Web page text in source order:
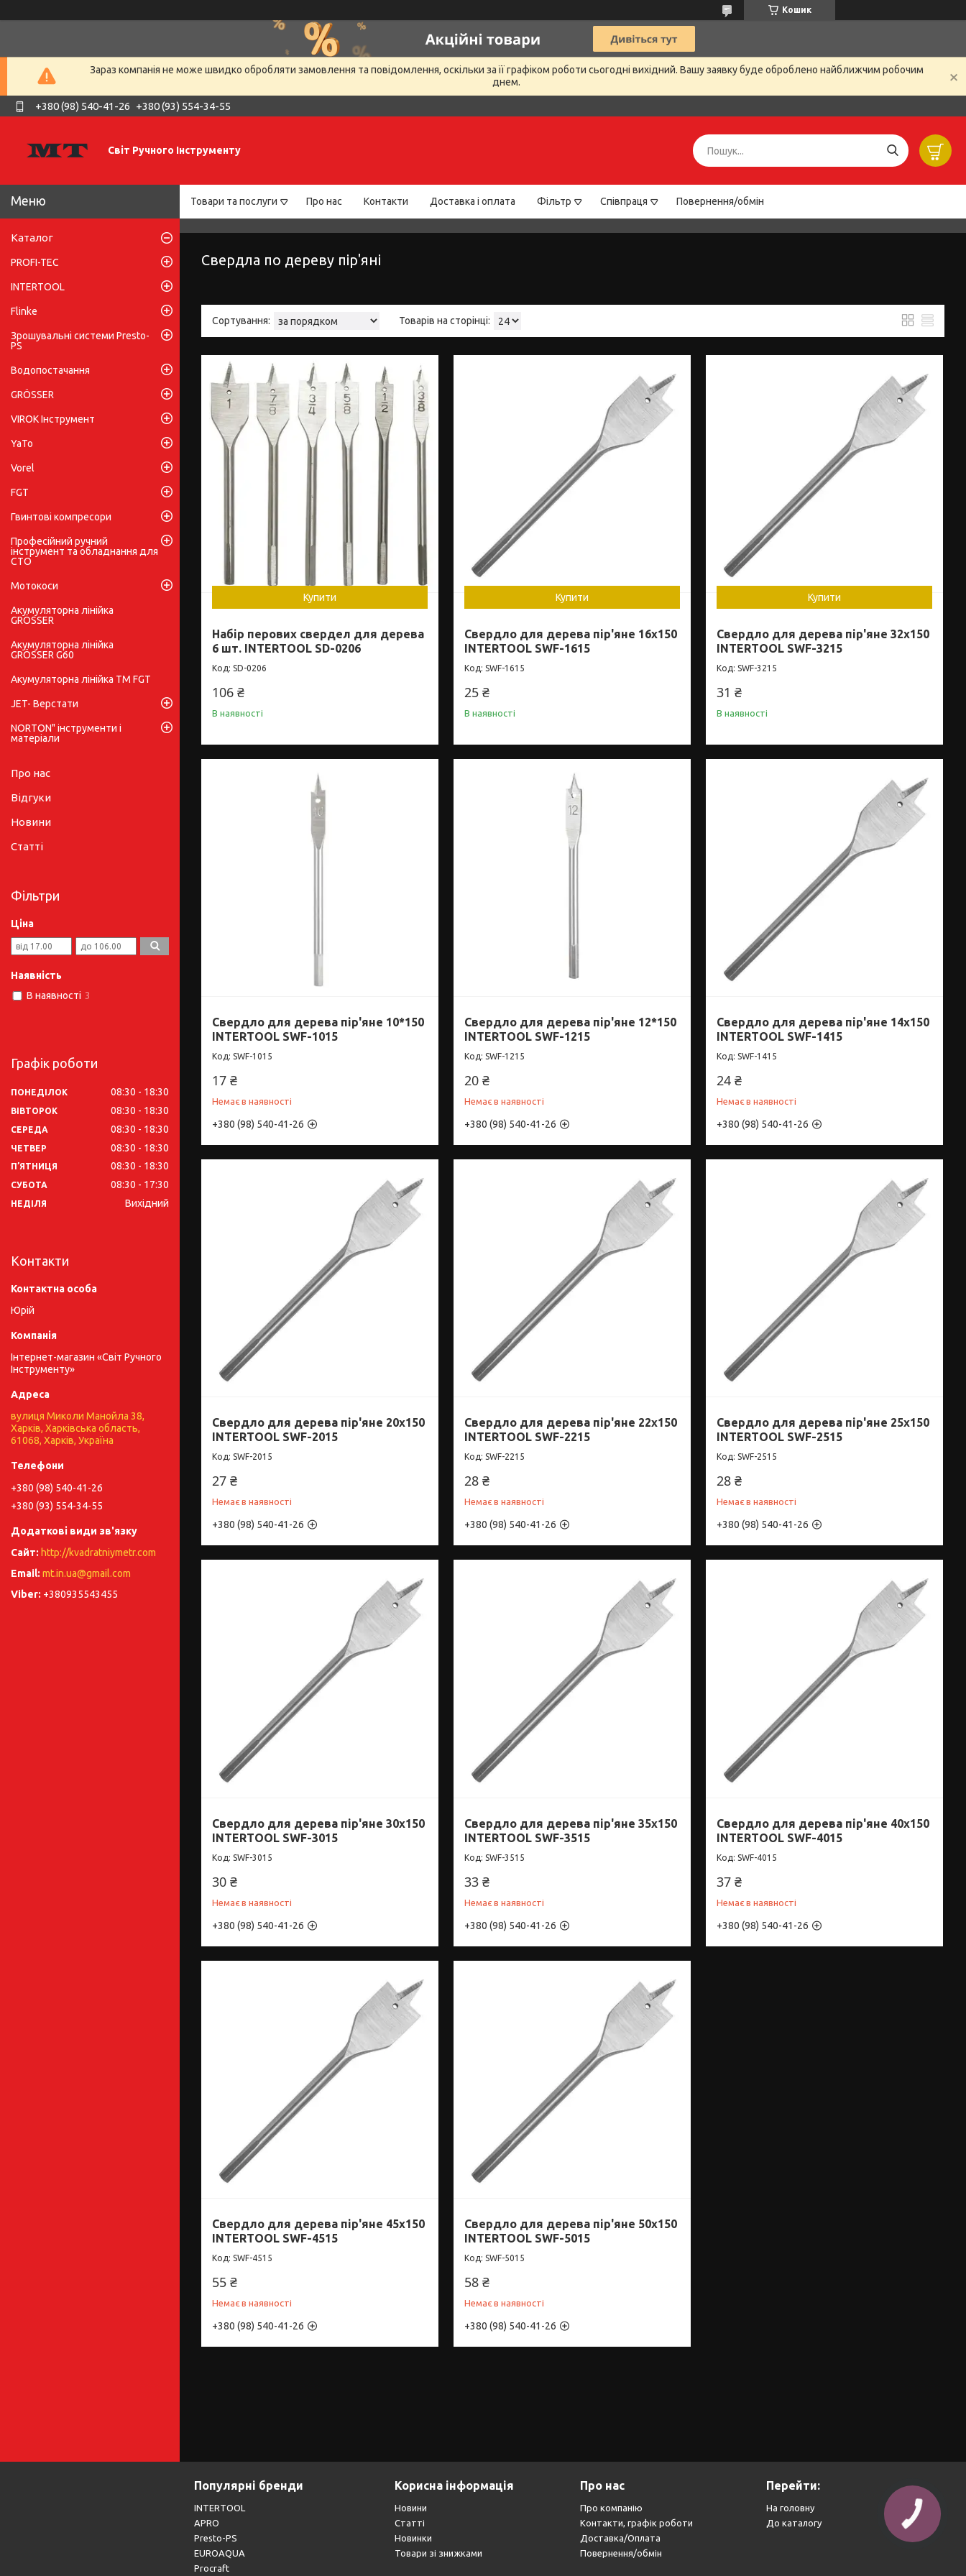
Кошик
Зараз компанія не може швидко обробляти замовлення та повідомлення, оскільки за її графіком роботи сьогодні вихідний. Вашу заявку буде оброблено найближчим робочим
днем.
+380 (98) 540-41-26 +380 (93) 554-34-55
Світ Ручного Інструменту
Товари та послуги Про нас Контакти Доставка і оплата Фільтр Співпраця Повернення/обмін
Свердла по дереву пір'яні
Купити
Набір перових свердел для дерева
6 шт. INTERTOOL SD-0206
SD-0206
106 ₴
В наявності
Купити
Свердло для дерева пір'яне 16x150
INTERTOOL SWF-1615
SWF-1615
25 ₴
В наявності
Купити
Свердло для дерева пір'яне 32x150
INTERTOOL SWF-3215
SWF-3215
31 ₴
В наявності
Свердло для дерева пір'яне 10*150
INTERTOOL SWF-1015
SWF-1015
17 ₴
Немає в наявності
+380 (98) 540-41-26
Свердло для дерева пір'яне 12*150
INTERTOOL SWF-1215
SWF-1215
20 ₴
Немає в наявності
+380 (98) 540-41-26
Свердло для дерева пір'яне 14x150
INTERTOOL SWF-1415
SWF-1415
24 ₴
Немає в наявності
+380 (98) 540-41-26
Свердло для дерева пір'яне 20x150
INTERTOOL SWF-2015
SWF-2015
27 ₴
Немає в наявності
+380 (98) 540-41-26
Свердло для дерева пір'яне 22x150
INTERTOOL SWF-2215
SWF-2215
28 ₴
Немає в наявності
+380 (98) 540-41-26
Свердло для дерева пір'яне 25x150
INTERTOOL SWF-2515
SWF-2515
28 ₴
Немає в наявності
+380 (98) 540-41-26
Свердло для дерева пір'яне 30x150
INTERTOOL SWF-3015
SWF-3015
30 ₴
Немає в наявності
+380 (98) 540-41-26
Свердло для дерева пір'яне 35x150
INTERTOOL SWF-3515
SWF-3515
33 ₴
Немає в наявності
+380 (98) 540-41-26
Свердло для дерева пір'яне 40x150
INTERTOOL SWF-4015
SWF-4015
37 ₴
Немає в наявності
+380 (98) 540-41-26
Свердло для дерева пір'яне 45x150
INTERTOOL SWF-4515
SWF-4515
55 ₴
Немає в наявності
+380 (98) 540-41-26
Свердло для дерева пір'яне 50x150
INTERTOOL SWF-5015
SWF-5015
58 ₴
Немає в наявності
+380 (98) 540-41-26
Каталог
PROFI-TEC
INTERTOOL
Flinke
Зрошувальні системи Presto-
PS
Водопостачання
GRÖSSER
VIROK Інструмент
YaTo
Vorel
FGT
Гвинтові компресори
Професійний ручний
інструмент та обладнання для
СТО
Мотокоси
Акумуляторна лінійка
GRÖSSER
Акумуляторна лінійка
GRÖSSER G60
Акумуляторна лінійка ТМ FGT
JET- Верстати
NORTON" інструменти і
матеріали
Про нас
Відгуки
Новини
Статті
Фільтри
Ціна
Наявність
В наявності 3
Графік роботи
ПОНЕДІЛОК 08:30 18:30
ВІВТОРОК 08:30 18:30
СЕРЕДА 08:30 18:30
ЧЕТВЕР 08:30 18:30
ПʼЯТНИЦЯ 08:30 18:30
СУБОТА 08:30 17:30
НЕДІЛЯ Вихідний
Контакти
Юрій
Інтернет-магазин «Світ Ручного
Інструменту»
вулиця Миколи Манойла 38,
Харків, Харківська область,
61068, Харків, Україна
+380 (98) 540-41-26
+380 (93) 554-34-55
http://kvadratniymetr.com
mt.in.ua@gmail.com
+380935543455
Популярні бренди
INTERTOOL
APRO
Presto-PS
EUROAQUA
Procraft
Корисна інформація
Новини
Статті
Новинки
Товари зі знижками
Про нас
Про компанію
Контакти, графік роботи
Доставка/Оплата
Повернення/обмін
Перейти:
На головну
До каталогу